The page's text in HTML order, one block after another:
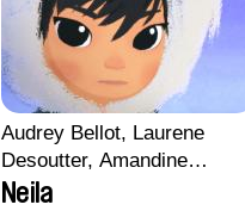
Audrey Bellot, Laurene
Desoutter, Amandine
Fernandes, Ludivine
Neila